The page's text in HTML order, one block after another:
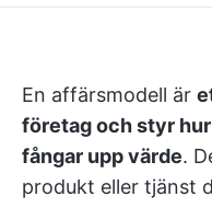
En affärsmodell är
företag och styr
fångar upp värde.
produkt eller tjänst